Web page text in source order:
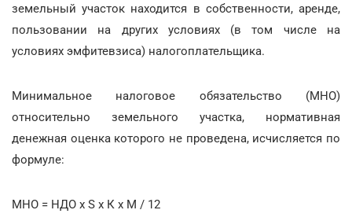
земельный участок находится в собственности, аренде,
пользовании на других условиях (в том числе на
условиях эмфитевзиса) налогоплательщика.
Минимальное налоговое обязательство (МНО)
относительно земельного участка, нормативная
денежная оценка которого не проведена, исчисляется по
формуле:
МНО = НДО x S x К x М / 12